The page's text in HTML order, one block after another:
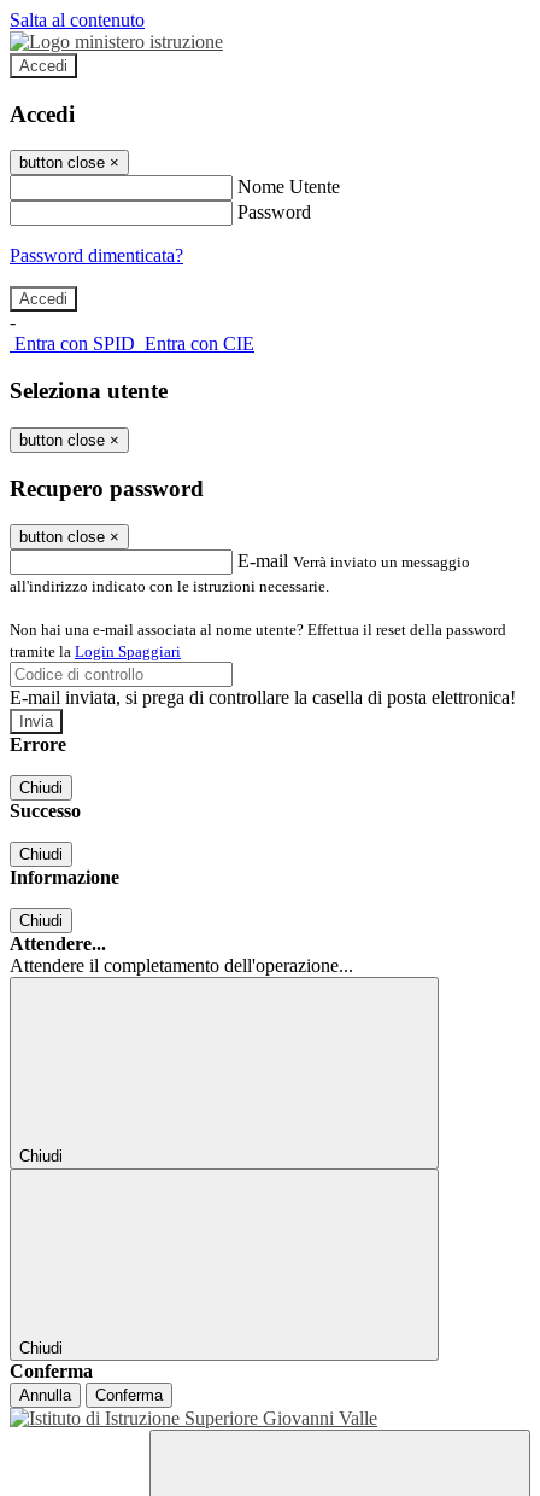
Salta al contenuto
Accedi
Accedi
button close ×
Nome Utente
Password
Password dimenticata?
-
Entra con SPID Entra con CIE
Seleziona utente
button close ×
Recupero password
button close ×
E-mail Verrà inviato un messaggio
all'indirizzo indicato con le istruzioni necessarie.
Non hai una e-mail associata al nome utente? Effettua il reset della password
tramite la Login Spaggiari
E-mail inviata, si prega di controllare la casella di posta elettronica!
Errore
Chiudi
Successo
Chiudi
Informazione
Chiudi
Attendere...
Attendere il completamento dell'operazione...
Chiudi
Chiudi
Conferma
Annulla Conferma